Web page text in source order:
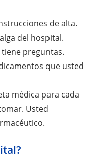
de alta.
del hospital.
preguntas.
que usted
médica para cada
Usted